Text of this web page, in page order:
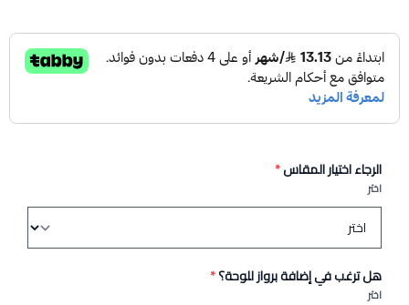
الرجاء اختيار المقاس*
اختر
هل ترغب في إضافة برواز للوحة؟*
اختر